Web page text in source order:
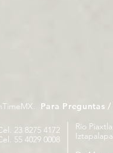
Para Preguntas /
Rio
23 8275 4172
55 4029 0008